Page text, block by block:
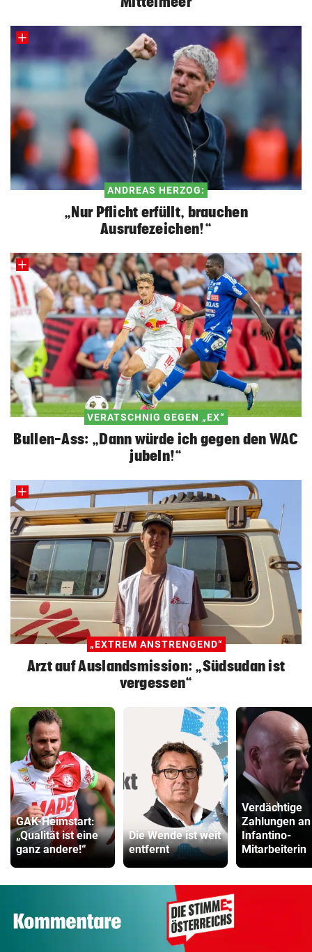
ANDREAS HERZOG:
„Nur Pflicht erfüllt, brauchen
Ausrufezeichen!“
VERATSCHNIG GEGEN „EX“
Bullen-Ass: „Dann würde ich gegen den WAC
jubeln!“
„EXTREM ANSTRENGEND“
Arzt auf Auslandsmission: „Südsudan ist
vergessen“
GAK-Heimstart:
„Qualität ist eine
ganz andere!“
Die Wende ist weit
entfernt
Verdächtige
Zahlungen an
Infantino-
Mitarbeiterin